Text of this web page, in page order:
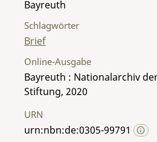
Bayreuth
Schlagwörter
Brief
Online-Ausgabe
Bayreuth : Nationalarchiv
Stiftung, 2020
URN
urn:nbn:de:0305-99791